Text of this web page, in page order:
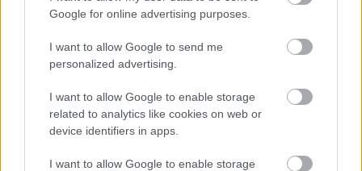
Google for online advertising purposes.
I want to allow Google to send me
personalized advertising.
I want to allow Google to enable storage
related to analytics like cookies on web or
device identifiers in apps.
I want to allow Google to enable storage